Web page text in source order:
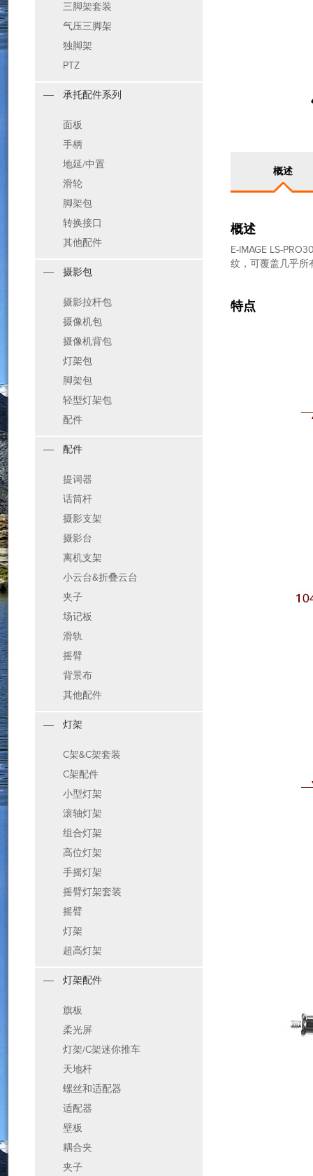
三脚架套装
气压三脚架
独脚架
PTZ
承托配件系列
面板
手柄
地延/中置
滑轮
脚架包
转换接口
其他配件
摄影包
摄影拉杆包
摄像机包
摄像机背包
灯架包
脚架包
轻型灯架包
配件
配件
提词器
话筒杆
摄影支架
摄影台
离机支架
小云台&折叠云台
夹子
场记板
滑轨
摇臂
背景布
其他配件
灯架
C架&C架套装
C架配件
小型灯架
滚轴灯架
组合灯架
高位灯架
手摇灯架
摇臂灯架套装
摇臂
灯架
超高灯架
灯架配件
旗板
柔光屏
灯架/C架迷你推车
天地杆
螺丝和适配器
适配器
壁板
耦合夹
夹子
概述
概述
E-IMAGE LS-
纹，可覆盖几乎所
特点